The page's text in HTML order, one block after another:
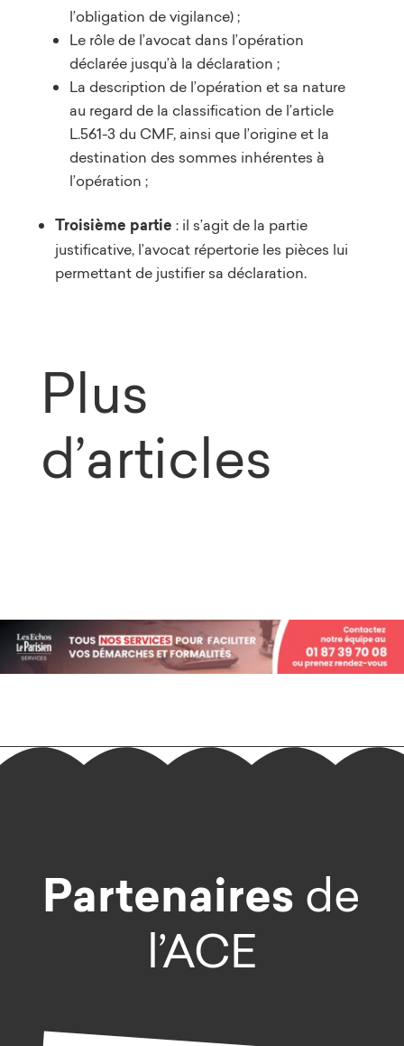
l’obligation de vigilance) ;
Le rôle de l’avocat dans l’opération
déclarée jusqu’à la déclaration ;
La description de l’opération et sa nature
au regard de la classification de l’article
L.561-3 du CMF, ainsi que l’origine et la
destination des sommes inhérentes à
l’opération ;
Troisième partie : il s’agit de la partie
justificative, l’avocat répertorie les pièces lui
permettant de justifier sa déclaration.
Plus
d’articles
Partenaires de
l’ACE